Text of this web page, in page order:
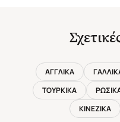
ΑΓΓΛΙΚΑ
ΤΟΥΡΚΙΚΑ
ΚΙΝΕΖΙΚΑ